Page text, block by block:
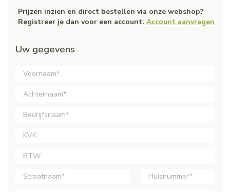
Prijzen inzien en direct bestellen via onze webshop?
Registreer je dan voor een account. Account aanvragen
Uw gegevens